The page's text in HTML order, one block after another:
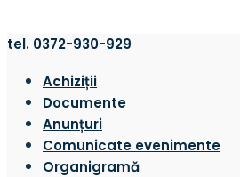
tel. 0372-930-929
Achiziții
Documente
Anunțuri
Comunicate evenimente
Organigramă